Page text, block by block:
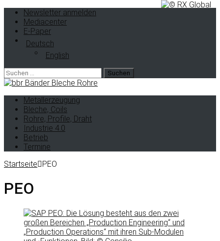
Newsletter anmelden
Mediacenter
E-Paper
Deutsch
English
Metallerzeugung
Bleche, Coils
Rohre, Profile, Draht
Industrie 4.0
Betrieb
Termine
Startseite
PEO
PEO